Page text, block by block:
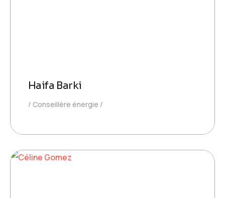
Haifa Barki
Conseillère énergie